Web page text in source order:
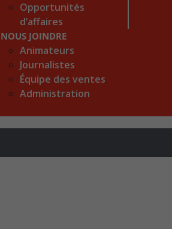
Opportunités
d’affaires
NOUS JOINDRE
Animateurs
Journalistes
Équipe des ventes
Administration